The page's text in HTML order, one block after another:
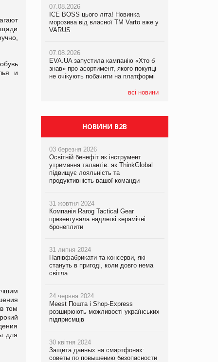
и
том
для
07.08.2026
ICE BOSS цього літа! Новинка
морозива від власної ТМ Varto вже у
VARUS
07.08.2026
EVA.UA запустила кампанію «Хто б
знав» про асортимент, якого покупці
не очікують побачити на платформі
всі новини
07.08.2026
ICE BOSS цього літа! Новинка
морозива від власної ТМ Varto вже у
VARUS
07.08.2026
EVA.UA запустила кампанію «Хто б
знав» про асортимент, якого покупці
не очікують побачити на платформі
07.08.2026
Франція заборонила рекламні дзвінки
НОВИНИ B2B
03 березня 2026
Освітній бенефіт як інструмент
утримання талантів: як ThinkGlobal
підвищує лояльність та
продуктивність вашої команди
31 жовтня 2024
Компанія Rarog Tactical Gear
презентувала надлегкі керамічні
бронеплити
31 липня 2024
Напівфабрикати та консерви, які
стануть в пригоді, коли довго нема
світла
24 червня 2024
Meest Пошта і Shop-Express
розширюють можливості українських
підприємців
30 квітня 2024
Защита данных на смартфонах:
советы по повышению безопасности